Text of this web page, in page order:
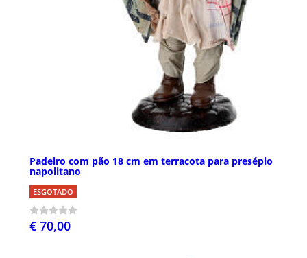
Padeiro com pão 18 cm em terracota para presépio
napolitano
ESGOTADO
€ 70,00